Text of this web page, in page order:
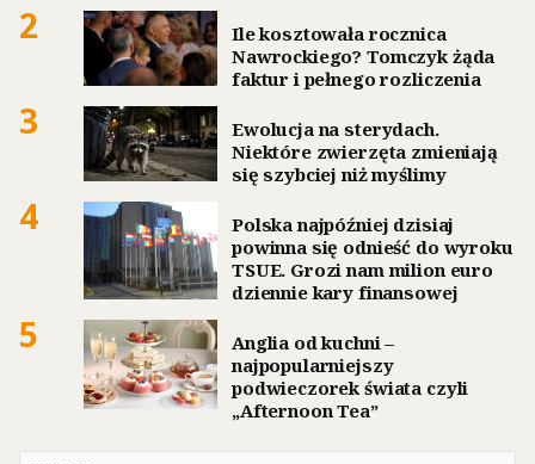
2
Ile kosztowała rocznica
Nawrockiego? Tomczyk żąda
faktur i pełnego rozliczenia
3
Ewolucja na sterydach.
Niektóre zwierzęta zmieniają
się szybciej niż myślimy
4
Polska najpóźniej dzisiaj
powinna się odnieść do wyroku
TSUE. Grozi nam milion euro
dziennie kary finansowej
5
Anglia od kuchni –
najpopularniejszy
podwieczorek świata czyli
„Afternoon Tea”